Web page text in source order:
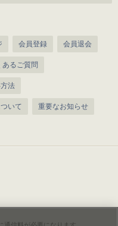
会員登録 会員退会
あるご質問
法
いて 重要なお知らせ